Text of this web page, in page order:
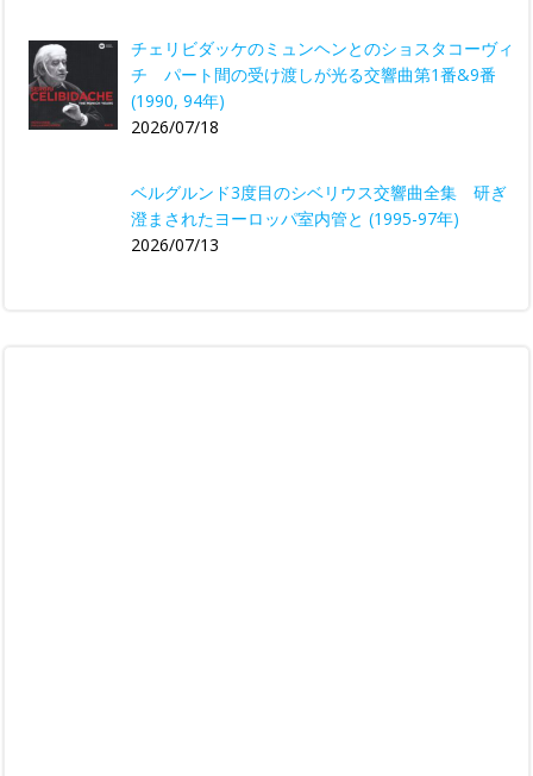
チェリビダッケのミュンヘンとのショスタコーヴィ
チ パート間の受け渡しが光る交響曲第1番&9番
(1990, 94年)
2026/07/18
ベルグルンド3度目のシベリウス交響曲全集 研ぎ
澄まされたヨーロッパ室内管と (1995-97年)
2026/07/13